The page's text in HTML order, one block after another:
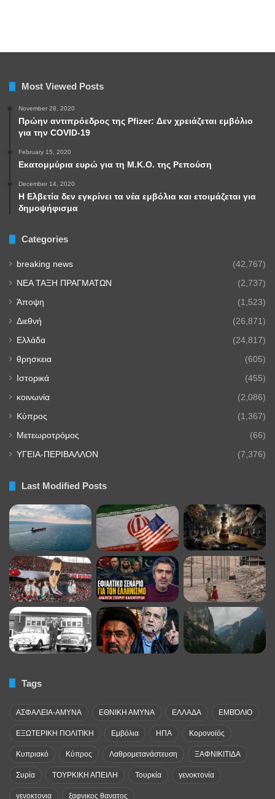
Most Viewed Posts
November 28, 2020
Πρώην αντιπρόεδρος της Pfizer: Δεν χρειάζεται εμβόλιο
για την COVID-19
February 15, 2020
Εκατομμύρια ευρώ για τη Μ.Κ.Ο. της Ρεπούση
December 14, 2020
Η Ελβετία δεν εγκρίνει τα νέα εμβόλια και ετοιμάζεται για
δημοψήφισμα
Categories
breaking news (42,767)
NEA TAΞΗ ΠΡΑΓΜΑΤΩΝ (2,737)
Άποψη (1,523)
Διεθνή (26,871)
Ελλάδα (24,817)
θρησκεια (605)
Ιστορικά (455)
κοινωνία (2,086)
Κύπρος (1,367)
Μετεωροτρόμος (66)
ΥΓΕΙΑ-ΠΕΡΙΒΑΛΛΟΝ (7,376)
Last Modified Posts
Tags
ΑΣΦΑΛΕΙΑ-ΑΜΥΝΑ ΕΘΝΙΚΗ ΑΜΥΝΑ ΕΛΛΑΔΑ ΕΜΒΌΛΙΟ
ΕΞΩΤΕΡΙΚΗ ΠΟΛΙΤΙΚΗ Εμβόλια ΗΠΑ Κορονοϊός
Κυπριακό Κύπρος Λαθρομετανάστευση ΞΑΦΝΙΚΙΤΙΔΑ
Συρία ΤΟΥΡΚΙΚΗ ΑΠΕΙΛΗ Τουρκία γενοκτονία
γενοκτονια ξαφνικος θανατος